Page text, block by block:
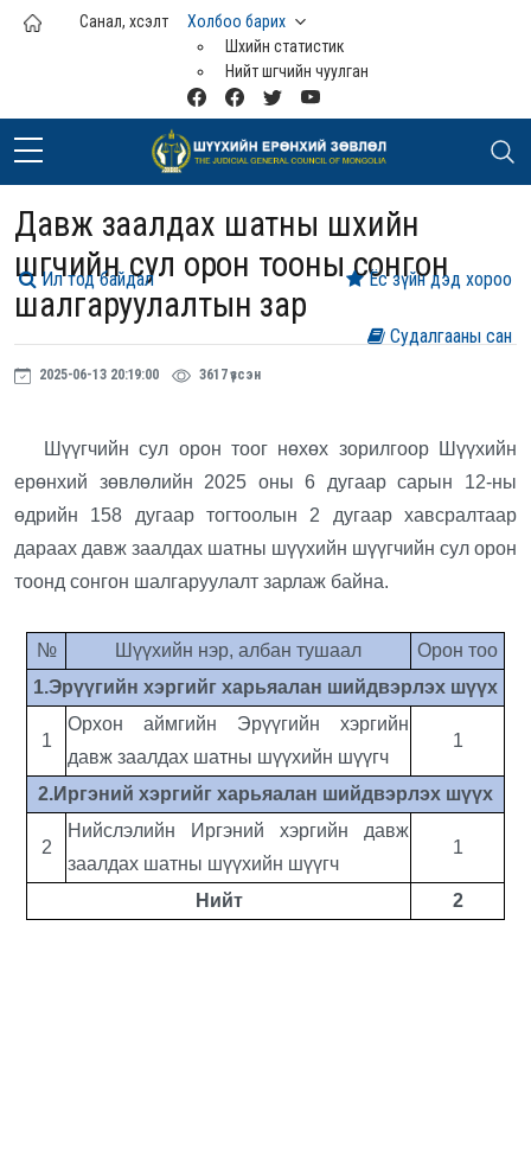
Үндсэн агуулга руу шилжих
Санал, хүсэлт
Холбоо барих
Шүүхийн статистик
Нийт шүүгчийн чуулган
Давж заалдах шатны шүүхийн
шүүгчийн сул орон тооны сонгон
шалгаруулалтын зар
2025-06-13 20:19:00 3617 үзсэн
Шүүгчийн сул орон тоог нөхөх зорилгоор Шүүхийн
ерөнхий зөвлөлийн 2025 оны 6 дугаар сарын 12-ны
өдрийн 158 дугаар тогтоолын 2 дугаар хавсралтаар
дараах давж заалдах шатны шүүхийн шүүгчийн сул орон
тоонд сонгон шалгаруулалт зарлаж байна.
№ Шүүхийн нэр, албан тушаал
Орон тоо
1.Эрүүгийн хэргийг харьяалан шийдвэрлэх шүүх
1
Орхон аймгийн Эрүүгийн хэргийн
давж заалдах шатны шүүхийн шүүгч
1
2.Иргэний хэргийг харьяалан шийдвэрлэх шүүх
2
Нийслэлийн Иргэний хэргийн давж
заалдах шатны шүүхийн шүүгч
1
Нийт 2
Судалгааны сан
Ёс зүйн дэд хороо
Ил тод байдал